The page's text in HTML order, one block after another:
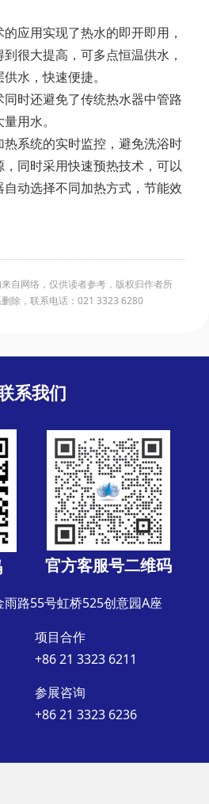
应用实现了热水的即开即用，
很大提高，可多点恒温供水，
水，快速便捷。
时还避免了传统热水器中管路
用水。
热系统的实时监控，避免洗浴时
同时采用快速预热技术，可以
动选择不同加热方式，节能效
自网络，仅供读者参考，版权归作者所
除，联系电话：021 3323 6280
系我们
官方客服号二维码
路55号虹桥525创意园A座
项目合作
+86 21 3323 6211
参展咨询
+86 21 3323 6236